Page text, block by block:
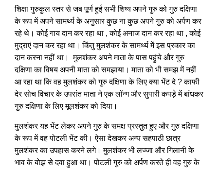
शिक्षा गुरुकुल स्तर से जब पूर्ण हुई सभी शिष्य अपने गुरु को गुरु दक्षिणा
के रूप में अपने सामर्थ्य के अनुसार कुछ ना कुछ अपने गुरु को अर्पण कर
रहे थे। कोई गाय दान कर रहा था , कोई अनाज दान कर रहा था , कोई
मुद्राएं दान कर रहा था। किंतु मुलशंकर के सामर्थ्य में इस प्रकार का
दान करना नहीं था। मुलशंकर अपने माता के पास पहुंचे और गुरु
दक्षिणा का विषय अपनी माता को समझाया। माता को भी समझ में नहीं
आ रहा था कि वह मुलशंकर को गुरु दक्षिणा के लिए क्या भेंट दे ? काफी
देर सोच विचार के उपरांत माता ने एक लॉन्ग और सुपारी कपड़े में बांधकर
गुरु दक्षिणा के लिए मूलशंकर को दिया।
मुलशंकर यह भेंट लेकर अपने गुरु के समक्ष प्रस्तुत हुए और गुरु दक्षिणा
के रूप में वह पोटली भेंट की। ऐसा देखकर अन्य सहपाठी छात्र
मुलशंकर का उपहास करने लगे। मुलशंकर भी लज्जा और गिलानी के
भाव के बोझ से दवा हुआ था। पोटली गुरु को अर्पण करते ही वह गुरु के